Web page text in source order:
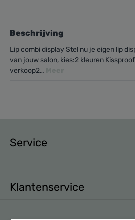
Beschrijving
Lip combi display Stel nu je eigen lip
van jouw salon, kies:2 kleuren
verkoop2…
Service
Klantenservice